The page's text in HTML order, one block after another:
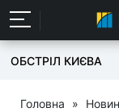
ОБСТРІЛ КИЄВА
Головна »